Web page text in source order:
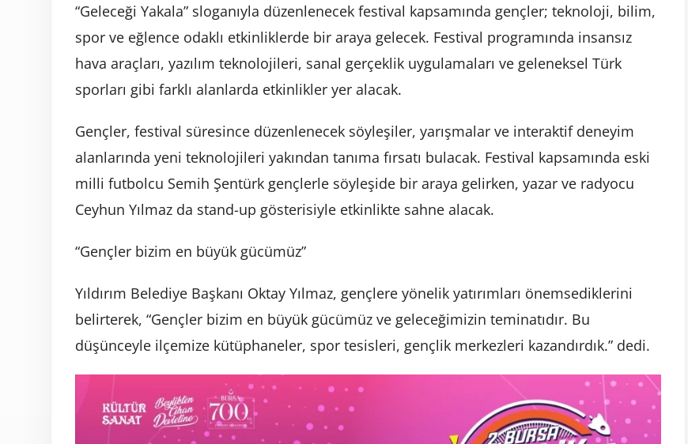
“Geleceği Yakala” sloganıyla düzenlenecek festival kapsamında gençler; teknoloji, bilim,
spor ve eğlence odaklı etkinliklerde bir araya gelecek. Festival programında insansız
hava araçları, yazılım teknolojileri, sanal gerçeklik uygulamaları ve geleneksel Türk
sporları gibi farklı alanlarda etkinlikler yer alacak.
Gençler, festival süresince düzenlenecek söyleşiler, yarışmalar ve interaktif deneyim
alanlarında yeni teknolojileri yakından tanıma fırsatı bulacak. Festival kapsamında eski
milli futbolcu Semih Şentürk gençlerle söyleşide bir araya gelirken, yazar ve radyocu
Ceyhun Yılmaz da stand-up gösterisiyle etkinlikte sahne alacak.
“Gençler bizim en büyük gücümüz”
Yıldırım Belediye Başkanı Oktay Yılmaz, gençlere yönelik yatırımları önemsediklerini
belirterek, “Gençler bizim en büyük gücümüz ve geleceğimizin teminatıdır. Bu
düşünceyle ilçemize kütüphaneler, spor tesisleri, gençlik merkezleri kazandırdık.” dedi.